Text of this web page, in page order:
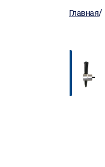
Главная/